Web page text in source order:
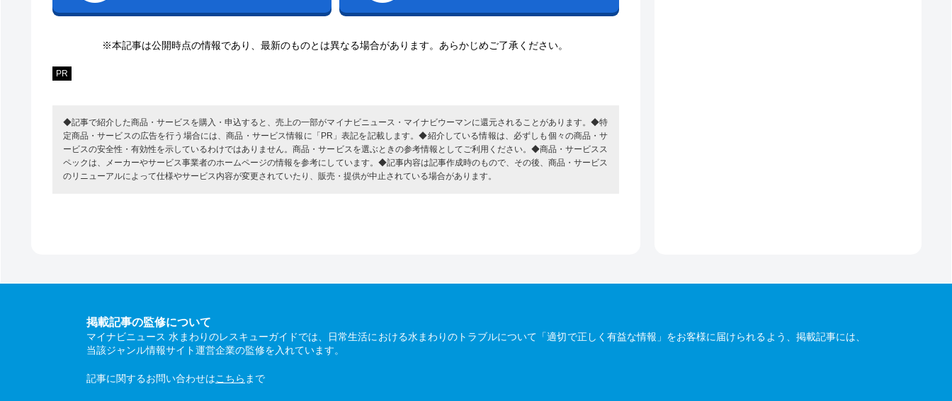
※本記事は公開時点の情報であり、最新のものとは異なる場合があります。あらかじめご了承ください。
PR
◆記事で紹介した商品・サービスを購入・申込すると、売上の一部がマイナビニュース・マイナビウーマンに還元されることがあります。◆特
定商品・サービスの広告を行う場合には、商品・サービス情報に「PR」表記を記載します。◆紹介している情報は、必ずしも個々の商品・サ
ービスの安全性・有効性を示しているわけではありません。商品・サービスを選ぶときの参考情報としてご利用ください。◆商品・サービスス
ペックは、メーカーやサービス事業者のホームページの情報を参考にしています。◆記事内容は記事作成時のもので、その後、商品・サービス
のリニューアルによって仕様やサービス内容が変更されていたり、販売・提供が中止されている場合があります。
掲載記事の監修について
マイナビニュース 水まわりのレスキューガイドでは、日常生活における水まわりのトラブルについて「適切で正しく有益な情報」をお客様に届けられるよう、掲載記事には、
当該ジャンル情報サイト運営企業の監修を入れています。
記事に関するお問い合わせはこちら まで